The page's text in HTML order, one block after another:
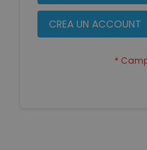
CREA UN ACCOUNT